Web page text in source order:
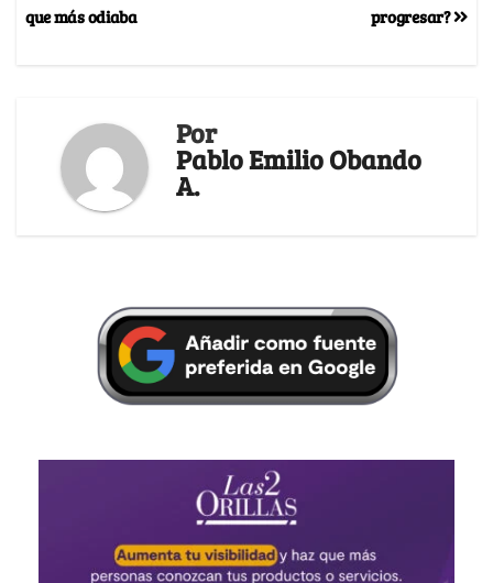
progresar?
que más odiaba
Por
Pablo Emilio Obando
A.